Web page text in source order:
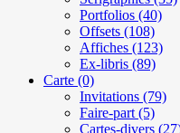
Portfolios (40)
Offsets (108)
Affiches (123)
Ex-libris (89)
Carte (0)
Invitations (79)
Faire-part (5)
Cartes-divers